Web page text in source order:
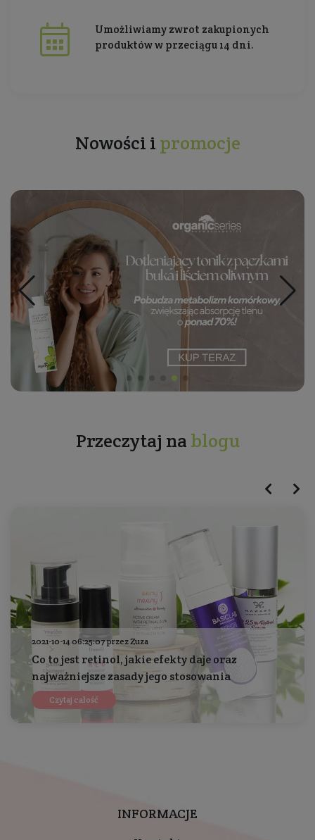
Umożliwiamy zwrot zakupionych
produktów w przeciągu 14 dni.
Nowości i promocje
Przeczytaj na blogu
2021-10-14 06:25:07 przez Zuza
Co to jest retinol, jakie efekty daje oraz
najważniejsze zasady jego stosowania
Czytaj całość
INFORMACJE